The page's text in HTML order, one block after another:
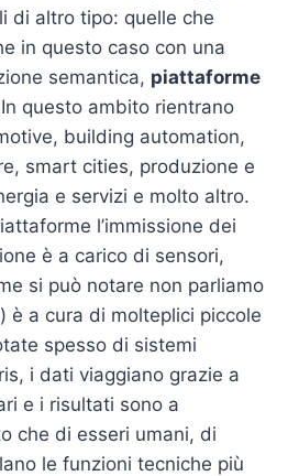
di altro tipo: quelle che
in questo caso con una
semantica, piattaforme
questo ambito rientrano
building automation,
smart cities, produzione e
e servizi e molto altro.
l’immissione dei
è a carico di sensori,
si può notare non parliamo
è a cura di molteplici piccole
spesso di sistemi
i dati viaggiano grazie a
e i risultati sono a
che di esseri umani, di
le funzioni tecniche più